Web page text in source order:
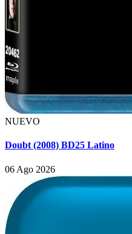
NUEVO
Doubt (2008) BD25 Latino
06 Ago 2026